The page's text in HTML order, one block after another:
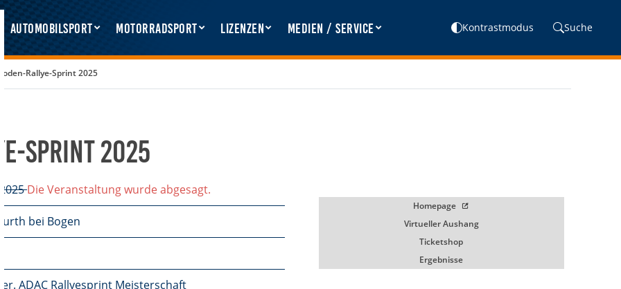
Automobilsport Motorradsport Lizenzen Medien / Service Kontrastmodus Suche
Rallye-Sprint 2025
Sprint 2025
2025Die Veranstaltung wurde abgesagt.
Furth bei Bogen
ADAC Rallyesprint Meisterschaft
Homepage
Virtueller Aushang
Ticketshop
Ergebnisse